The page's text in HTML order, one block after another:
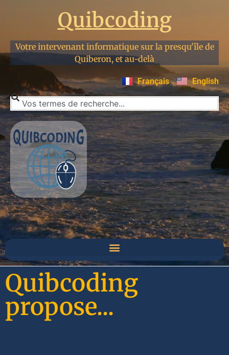
Quibcoding
Votre intervenant informatique sur la presqu'île de
Quiberon, et au-delà
Français English
Quibcoding
propose...